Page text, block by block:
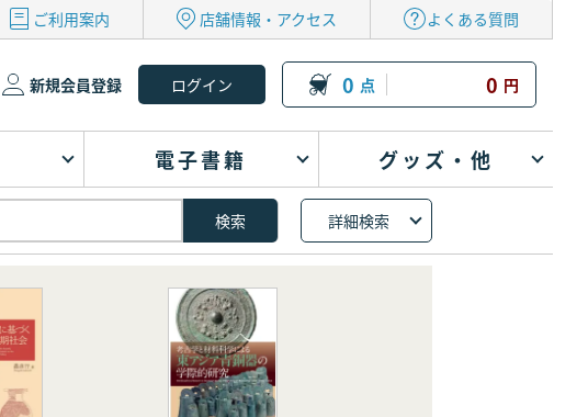
ご利用案内 店舗情報・アクセス よくある質問
新規会員登録 0 点 0 円
電子書籍 グッズ・他
詳細検索